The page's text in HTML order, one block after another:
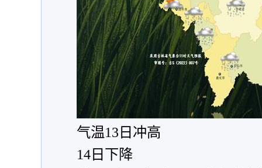
气温13日冲高
14日下降